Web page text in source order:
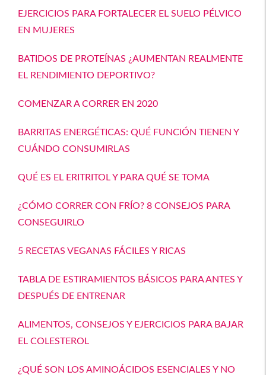
EJERCICIOS PARA FORTALECER EL SUELO PÉLVICO
EN MUJERES
BATIDOS DE PROTEÍNAS ¿AUMENTAN REALMENTE
EL RENDIMIENTO DEPORTIVO?
COMENZAR A CORRER EN 2020
BARRITAS ENERGÉTICAS: QUÉ FUNCIÓN TIENEN Y
CUÁNDO CONSUMIRLAS
QUÉ ES EL ERITRITOL Y PARA QUÉ SE TOMA
¿CÓMO CORRER CON FRÍO? 8 CONSEJOS PARA
CONSEGUIRLO
5 RECETAS VEGANAS FÁCILES Y RICAS
TABLA DE ESTIRAMIENTOS BÁSICOS PARA ANTES Y
DESPUÉS DE ENTRENAR
ALIMENTOS, CONSEJOS Y EJERCICIOS PARA BAJAR
EL COLESTEROL
¿QUÉ SON LOS AMINOÁCIDOS ESENCIALES Y NO